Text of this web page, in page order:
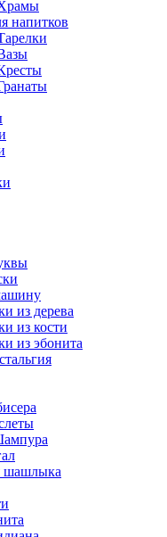
напитков
из дерева
из кости
из эбонита
шашлыка